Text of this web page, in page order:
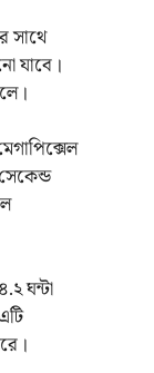
সাথে
যাবে।
ঘন্টা